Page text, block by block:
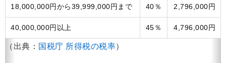
18,000,000円から39,999,000円まで 40％ 2,796,000円
40,000,000円以上 45％ 4,796,000円
（出典： 国税庁 所得税の税率）